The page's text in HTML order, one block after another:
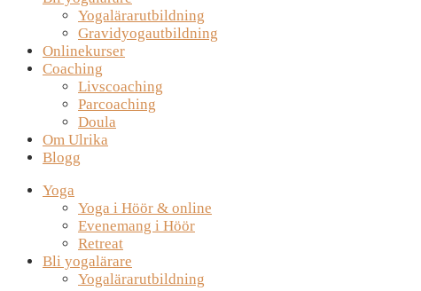
Yogalärarutbildning
Gravidyogautbildning
Onlinekurser
Coaching
Livscoaching
Parcoaching
Doula
Om Ulrika
Blogg
Yoga
Yoga i Höör & online
Evenemang i Höör
Retreat
Bli yogalärare
Yogalärarutbildning